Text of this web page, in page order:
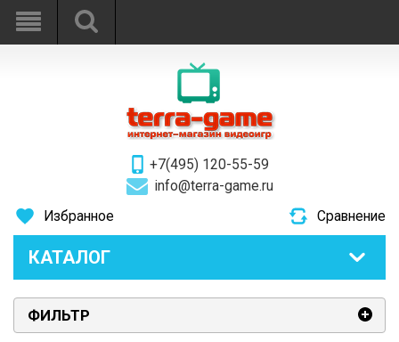
+7(495) 120-55-59
info@terra-game.ru
Избранное
Сравнение
КАТАЛОГ
ФИЛЬТР